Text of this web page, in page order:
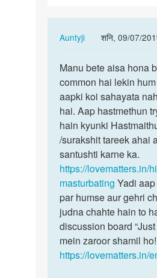
Auntyji
शनि, 09/07/
In
to
Muje
sex
karna
hai
by
Manu
Manu
bete
aisa
hona
bohot
hi…
Manu bete aisa hona
common hai lekin
aapki koi sahayata
hai. Aap hastmethun
hain kyunki
/surakshit tareek ahai
santushti karne ka.
https://lovematters.in/
masturbating Yadi
par humse aur gehri
judna chahte hain to
discussion board
mein zaroor shamil ho!
https://lovematters.in/